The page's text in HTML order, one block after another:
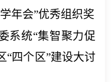
年会”优秀组织奖
系统“集智聚力促
“四个区”建设大讨